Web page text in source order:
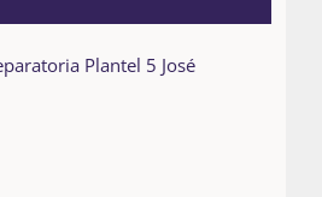
Plantel 5 José